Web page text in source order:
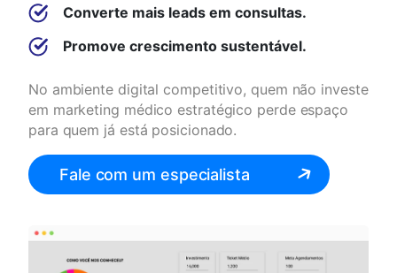
Converte mais leads em consultas.
Promove crescimento sustentável.
No ambiente digital competitivo, quem não investe
em marketing médico estratégico perde espaço
para quem já está posicionado.
Fale com um especialista